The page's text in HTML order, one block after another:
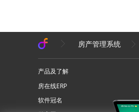
房产管理系统
产品及了解
房在线ERP
软件冠名